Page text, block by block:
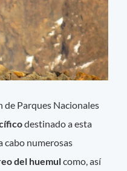
Parques Nacionales
destinado a esta
cabo numerosas
del huemulcomo, así